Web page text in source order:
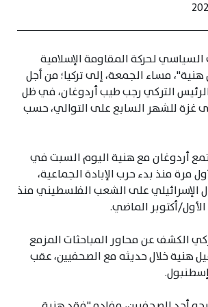
لحركة المقاومة الإسلامية
مساء الجمعة، إلى تركيا؛ من أجل
التركي رجب طيب أردوغان، في ظل
غزة للشهر السابع على التوالي، حسب
أردوغان مع هنية اليوم السبت في
مرة منذ بدء حرب الإبادة الجماعية،
الإسرائيلي على الشعب الفلسطيني منذ
أكتوبر الماضي.
الكشف عن محاور المباحثات المزمع
هنية خلال حديثه مع الصحفيين، عقب